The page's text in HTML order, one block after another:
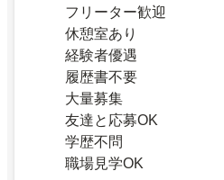
フリーター歓迎
休憩室あり
経験者優遇
履歴書不要
大量募集
友達と応募OK
学歴不問
職場見学OK